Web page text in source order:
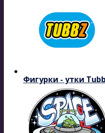
Фигурки - утки